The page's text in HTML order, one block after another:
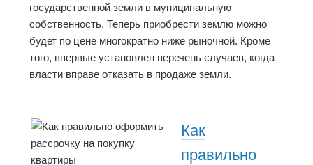
государственной земли в муниципальную
собственность. Теперь приобрести землю можно
будет по цене многократно ниже рыночной. Кроме
того, впервые установлен перечень случаев, когда
власти вправе отказать в продаже земли.
Как
правильно